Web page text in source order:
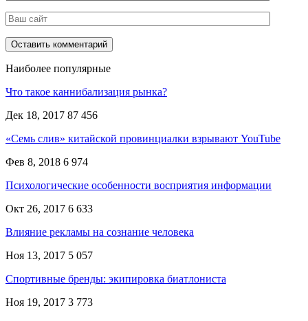
Наиболее популярные
Что такое каннибализация рынка?
Дек 18, 2017 87 456
«Семь слив» китайской провинциалки взрывают YouTube
Фев 8, 2018 6 974
Психологические особенности восприятия информации
Окт 26, 2017 6 633
Влияние рекламы на сознание человека
Ноя 13, 2017 5 057
Спортивные бренды: экипировка биатлониста
Ноя 19, 2017 3 773